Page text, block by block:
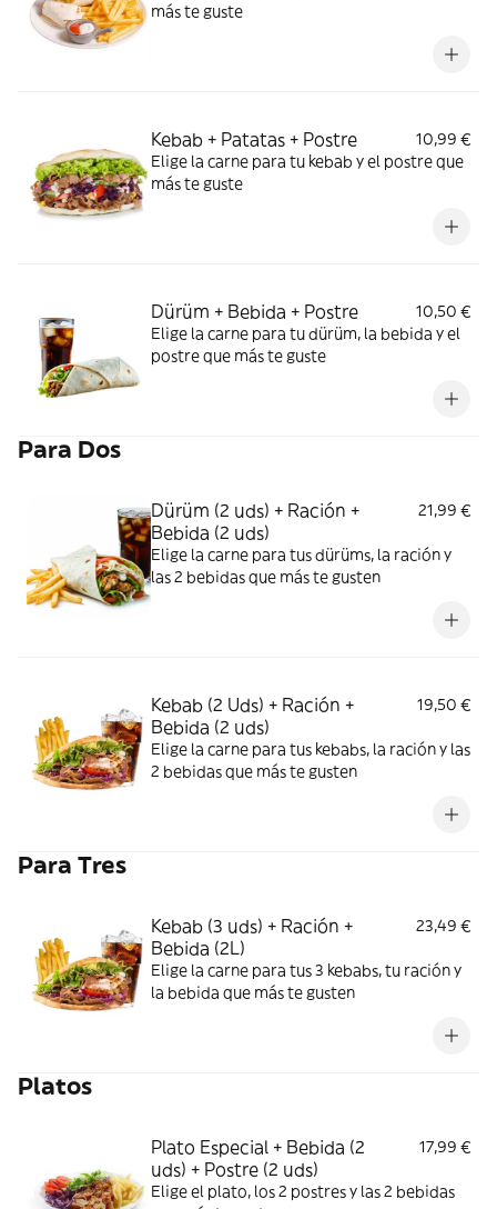
más te guste
Kebab + Patatas + Postre
10,99 €
Elige la carne para tu kebab y el postre que
más te guste
Dürüm + Bebida + Postre
10,50 €
Elige la carne para tu dürüm, la bebida y el
postre que más te guste
Para Dos
Dürüm (2 uds) + Ración +
Bebida (2 uds)
21,99 €
Elige la carne para tus dürüms, la ración y
las 2 bebidas que más te gusten
Kebab (2 Uds) + Ración +
Bebida (2 uds)
19,50 €
Elige la carne para tus kebabs, la ración y las
2 bebidas que más te gusten
Para Tres
Kebab (3 uds) + Ración +
Bebida (2L)
23,49 €
Elige la carne para tus 3 kebabs, tu ración y
la bebida que más te gusten
Platos
Plato Especial + Bebida (2
uds) + Postre (2 uds)
17,99 €
Elige el plato, los 2 postres y las 2 bebidas